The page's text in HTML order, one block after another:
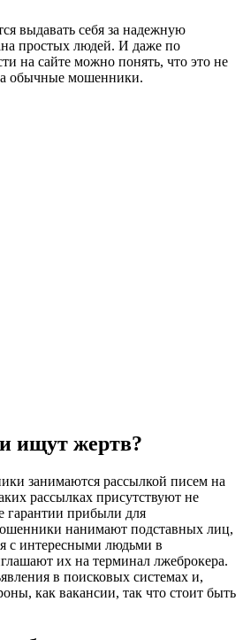
выдавать себя за надежную
простых людей. И даже по
на сайте можно понять, что это не
а обычные мошенники.
ищут жертв?
занимаются рассылкой писем на
рассылках присутствуют не
гарантии прибыли для
нанимают подставных лиц,
с интересными людьми в
их на терминал лжеброкера.
в поисковых системах и,
как вакансии, так что стоит быть